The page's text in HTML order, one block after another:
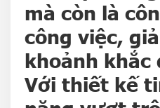
mà còn là
công việc,
khoảnh khắc
Với thiết kế